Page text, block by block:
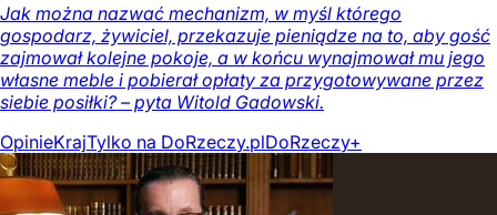
Jak można nazwać mechanizm, w myśl którego
gospodarz, żywiciel, przekazuje pieniądze na to, aby gość
zajmował kolejne pokoje, a w końcu wynajmował mu jego
własne meble i pobierał opłaty za przygotowywane przez
siebie posiłki? – pyta Witold Gadowski.
OpinieKrajTylko na DoRzeczy.plDoRzeczy+